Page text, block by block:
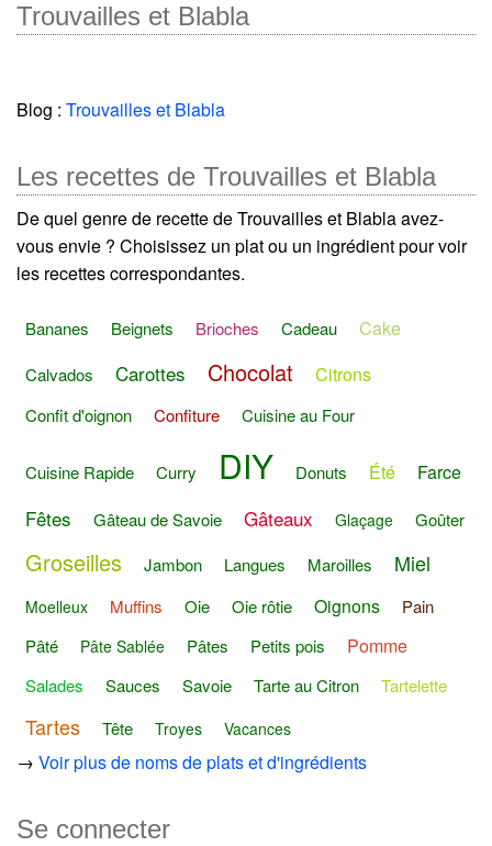
Trouvailles et Blabla
Blog : Trouvailles et Blabla
Les recettes de Trouvailles et Blabla
De quel genre de recette de Trouvailles et Blabla avez-
vous envie ? Choisissez un plat ou un ingrédient pour voir
les recettes correspondantes.
Bananes Beignets Brioches Cadeau Cake
Calvados Carottes Chocolat Citrons
Confit d'oignon Confiture Cuisine au Four
Cuisine Rapide Curry DIY Donuts Été Farce
Fêtes Gâteau de Savoie Gâteaux Glaçage Goûter
Groseilles Jambon Langues Maroilles Miel
Moelleux Muffins Oie Oie rôtie Oignons
Pain
Pâté
Pâte Sablée Pâtes Petits pois Pomme
Salades Sauces Savoie Tarte au Citron Tartelette
Tartes Tête Troyes Vacances
→ Voir plus de noms de plats et d'ingrédients
Se connecter